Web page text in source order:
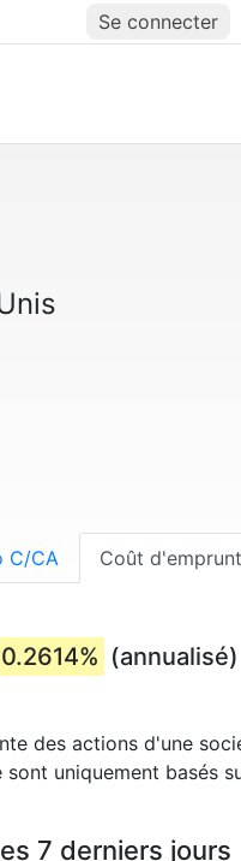
Se connecter
C/CA Coût d'emprunt
0.2614% (annualisé)
des actions d'une
uniquement basés
7 derniers jours